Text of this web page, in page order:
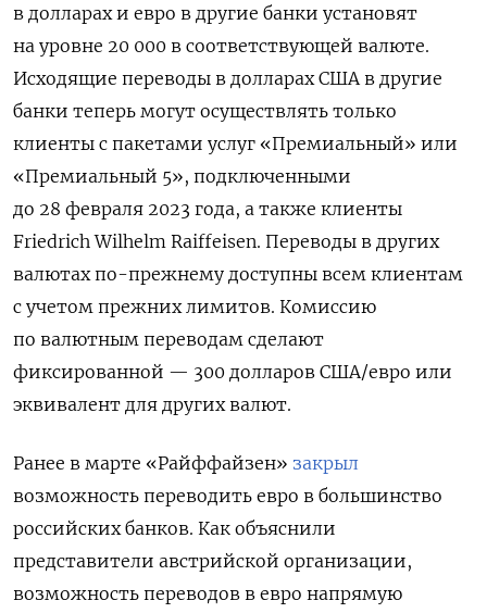
в долларах и евро в другие банки установят
на уровне 20 000 в соответствующей валюте.
Исходящие переводы в долларах США в другие
банки теперь могут осуществлять только
клиенты с пакетами услуг «Премиальный» или
«Премиальный 5», подключенными
до 28 февраля 2023 года, а также клиенты
Friedrich Wilhelm Raiffeisen. Переводы в других
валютах по-прежнему доступны всем клиентам
с учетом прежних лимитов. Комиссию
по валютным переводам сделают
фиксированной — 300 долларов США/евро или
эквивалент для других валют.
Ранее в марте «Райффайзен» закрыл
возможность переводить евро в большинство
российских банков. Как объяснили
представители австрийской организации,
возможность переводов в евро напрямую